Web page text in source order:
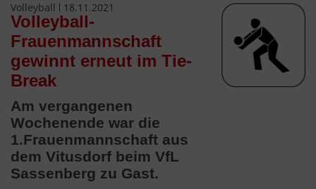
Volleyball 18.11.2021
Volleyball-
Frauenmannschaft
gewinnt erneut im Tie-
Break
Am vergangenen
Wochenende war die
1.Frauenmannschaft aus
dem Vitusdorf beim VfL
Sassenberg zu Gast.